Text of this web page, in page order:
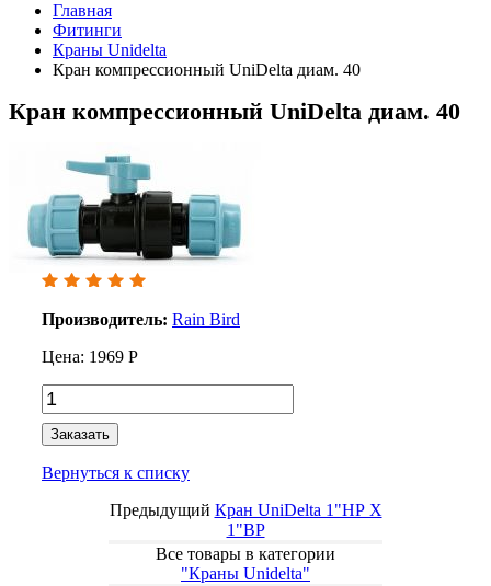
Главная
Фитинги
Краны Unidelta
Кран компрессионный UniDelta диам. 40
Кран компрессионный UniDelta диам. 40
Производитель: Rain Bird
Цена: 1969 Р
Заказать
Вернуться к списку
Предыдущий Кран UniDelta 1"НР Х
1"ВР
Все товары в категории
"Краны Unidelta"